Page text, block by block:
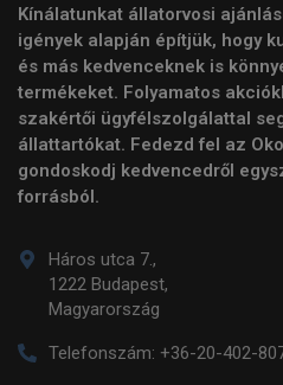
Kínálatunkat állatorvosi
igények alapján építjük, hogy
és más kedvenceknek is
termékeket. Folyamatos
szakértői ügyfélszolgálattal
állattartókat. Fedezd fel az
gondoskodj kedvencedről
forrásból.
Háros utca 7.,
1222 Budapest,
Magyarország
Telefonszám: +36-20-402-